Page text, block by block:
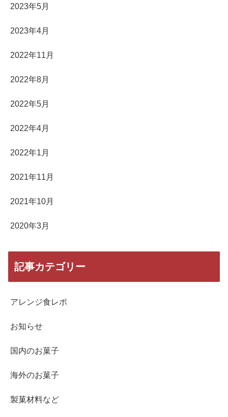
2023年5月
2023年4月
2022年11月
2022年8月
2022年5月
2022年4月
2022年1月
2021年11月
2021年10月
2020年3月
記事カテゴリー
アレンジ食レポ
お知らせ
国内のお菓子
海外のお菓子
製菓材料など